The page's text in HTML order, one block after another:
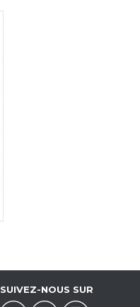
SUIVEZ-NOUS SUR